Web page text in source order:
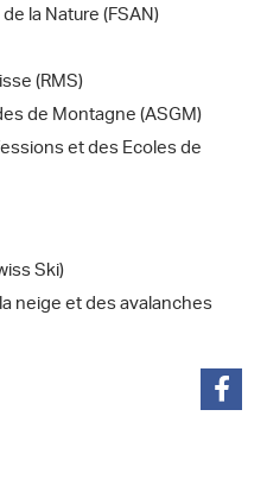
la Nature (FSAN)
(RMS)
de Montagne (ASGM)
et des Ecoles de
Ski)
neige et des avalanches